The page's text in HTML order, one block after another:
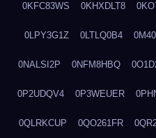
0KFC83WS 0KHXDLT8
0LPY3G1Z 0LTLQ0B4
0NALSI2P 0NFM8HBQ
0P2UDQV4 0P3WEUER
0QLRKCUP 0QO261FR